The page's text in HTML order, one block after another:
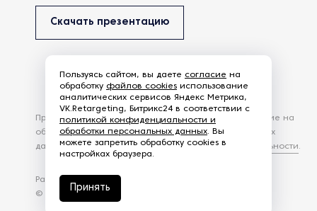
Скачать презентацию
Разработка сайта —
© 2026 – Eurasia Group. Все права защищены
Продолжая использовать наш сайт, вы даете согласие на
обработку файлов Cookies и других пользовательских
данных, в соответствии сПолитикой конфиденциальности.
Пользуясь сайтом, вы даете согласие на
обработку файлов cookies использование
аналитических сервисов Яндекс Метрика,
VK.Retargeting, Битрикс24 в соответствии с
политикой конфиденциальности и
обработки персональных данных. Вы
можете запретить обработку cookies в
настройках браузера.
Принять